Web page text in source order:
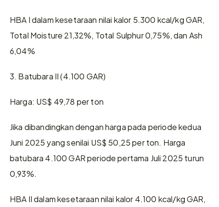
HBA I dalam kesetaraan nilai kalor 5.300 kcal/kg GAR,
Total Moisture 21,32%, Total Sulphur 0,75%, dan Ash
6,04%
3. Batubara II (4.100 GAR)
Harga: US$ 49,78 per ton
Jika dibandingkan dengan harga pada periode kedua
Juni 2025 yang senilai US$ 50,25 per ton. Harga
batubara 4.100 GAR periode pertama Juli 2025 turun
0,93%.
HBA II dalam kesetaraan nilai kalor 4.100 kcal/kg GAR,